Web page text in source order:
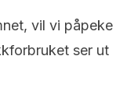
vil vi påpeke
ser ut